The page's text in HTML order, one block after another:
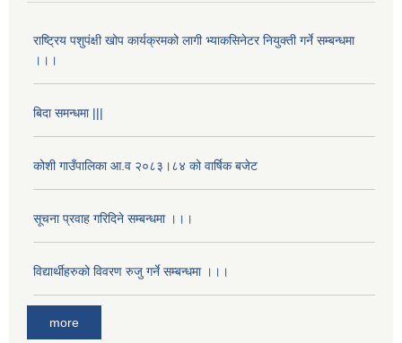
राष्ट्रिय पशुपंक्षी खोप कार्यक्रमको लागी भ्याकसिनेटर नियुक्ती गर्ने सम्बन्धमा
।।।
बिदा समन्धमा |||
कोशी गाउँपालिका आ.व २०८३।८४ को वार्षिक बजेट
सूचना प्रवाह गरिदिने सम्बन्धमा ।।।
विद्यार्थीहरुको विवरण रुजु गर्ने सम्बन्धमा ।।।
more